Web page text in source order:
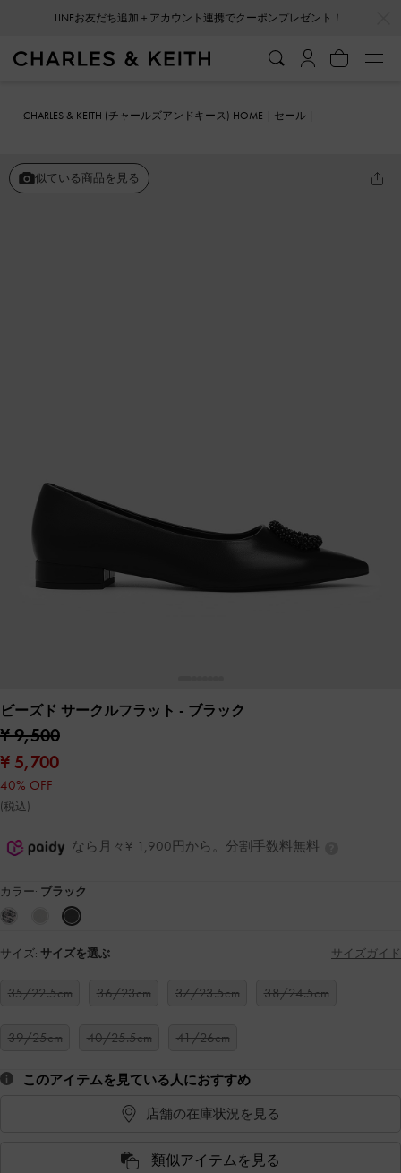
CHARLES & KEITH (チャールズアンドキース) HOME
セール
似ている商品を見る
ビーズド サークルフラット - ブラック
¥ 9,500
¥ 5,700
40% OFF
(税込)
なら月々¥ 1,900円から。分割手数料無料
カラー: ブラック
サイズ: サイズを選ぶ サイズガイド
35/22.5cm 36/23cm 37/23.5cm 38/24.5cm
39/25cm 40/25.5cm 41/26cm
このアイテムを見ている人におすすめ
店舗の在庫状況を見る
類似アイテムを見る